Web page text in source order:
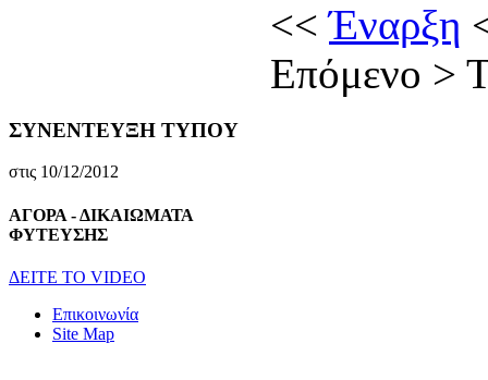
<<Έναρξη
Επόμενο >
ΣΥΝΕΝΤΕΥΞΗ ΤΥΠΟΥ
στις 10/12/2012
ΑΓΟΡΑ - ΔΙΚΑΙΩΜΑΤΑ
ΦΥΤΕΥΣΗΣ
ΔEITE TO VIDEO
Επικοινωνία
Site Map